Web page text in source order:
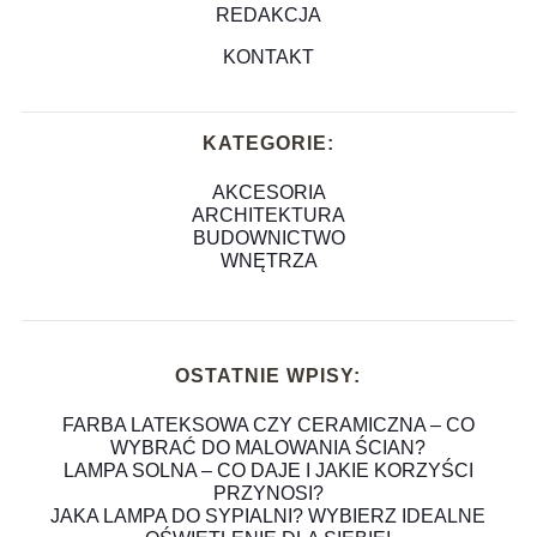
REDAKCJA
KONTAKT
KATEGORIE:
AKCESORIA
ARCHITEKTURA
BUDOWNICTWO
WNĘTRZA
OSTATNIE WPISY:
FARBA LATEKSOWA CZY CERAMICZNA – CO
WYBRAĆ DO MALOWANIA ŚCIAN?
LAMPA SOLNA – CO DAJE I JAKIE KORZYŚCI
PRZYNOSI?
JAKA LAMPA DO SYPIALNI? WYBIERZ IDEALNE